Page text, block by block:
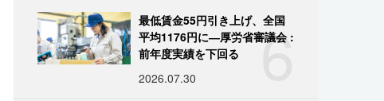
6
最低賃金55円引き上げ、全国
平均1176円に―厚労省審議会 :
前年度実績を下回る
2026.07.30